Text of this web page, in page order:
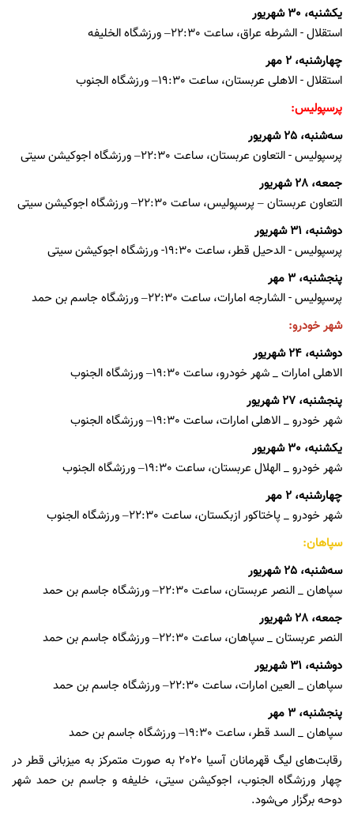
یکشنبه، 30 شهریور
استقلال - الشرطه عراق، ساعت 22:30– ورزشگاه الخلیفه
چهارشنبه، 2 مهر
استقلال - الاهلی عربستان، ساعت 19:30– ورزشگاه الجنوب
پرسپولیس:
سه‌شنبه، 25 شهریور
پرسپولیس - التعاون عربستان، ساعت 22:30– ورزشگاه اجوکیشن سیتی
جمعه، 28 شهریور
التعاون عربستان – پرسپولیس، ساعت 22:30– ورزشگاه اجوکیشن سیتی
دوشنبه، 31 شهریور
پرسپولیس - الدحیل قطر، ساعت 19:30- ورزشگاه اجوکیشن سیتی
پنجشنبه، 3 مهر
پرسپولیس - الشارجه امارات، ساعت 22:30– ورزشگاه جاسم بن حمد
شهر خودرو:
دوشنبه، 24 شهریور
الاهلی امارات _ شهر خودرو، ساعت 19:30– ورزشگاه الجنوب
پنجشنبه، 27 شهریور
شهر خودرو _ الاهلی امارات، ساعت 19:30– ورزشگاه الجنوب
یکشنبه، 30 شهریور
شهر خودرو _ الهلال عربستان، ساعت 19:30– ورزشگاه الجنوب
چهارشنبه، 2 مهر
شهر خودرو _ پاختاکور ازبکستان، ساعت 22:30– ورزشگاه الجنوب
سپاهان:
سه‌شنبه، 25 شهریور
سپاهان _ النصر عربستان، ساعت 22:30– ورزشگاه جاسم بن حمد
جمعه، 28 شهریور
النصر عربستان _ سپاهان، ساعت 22:30– ورزشگاه جاسم بن حمد
دوشنبه، 31 شهریور
سپاهان _ العین امارات، ساعت 22:30– ورزشگاه جاسم بن حمد
پنجشنبه، 3 مهر
سپاهان _ السد قطر، ساعت 19:30– ورزشگاه جاسم بن حمد
رقابت‌های لیگ قهرمانان آسیا 2020 به صورت متمرکز به میزبانی قطر در
چهار ورزشگاه الجنوب، اجوکیشن سیتی، خلیفه و جاسم بن حمد شهر
دوحه برگزار می‌شود.